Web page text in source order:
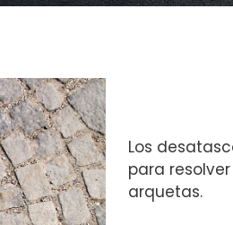
Los
para
arquetas.